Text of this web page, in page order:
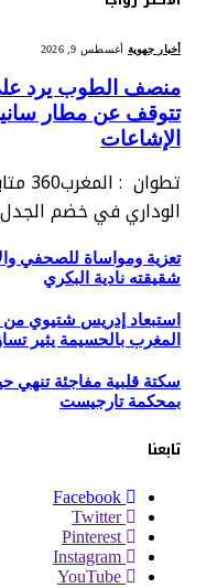
أخبار جهوية أغسطس 9, 2026
منصف الطوب يرد على
تتوقف عن مطار
الإشاعات
الوداري في خضم
تعزية ومواساة للصحفي
شقيقته نادية البكري
استبعاد إدريس شتيوي
المغرب بالحسيمة يثير
سكتة قلبية مفاجئة تنهي
بمحكمة تارجيست
تابعنا
Facebook
Twitter
Pinterest
Instagram
YouTube